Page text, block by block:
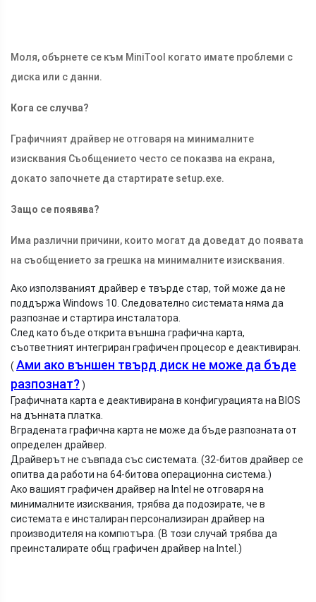
Моля, обърнете се към MiniTool когато имате проблеми с
диска или с данни.
Кога се случва?
Графичният драйвер не отговаря на минималните
изисквания Съобщението често се показва на екрана,
докато започнете да стартирате setup.exe.
Защо се появява?
Има различни причини, които могат да доведат до появата
на съобщението за грешка на минималните изисквания.
Ако използваният драйвер е твърде стар, той може да не
поддържа Windows 10. Следователно системата няма да
разпознае и стартира инсталатора.
След като бъде открита външна графична карта,
съответният интегриран графичен процесор е деактивиран.
( Ами ако външен твърд диск не може да бъде
разпознат? )
Графичната карта е деактивирана в конфигурацията на BIOS
на дънната платка.
Вградената графична карта не може да бъде разпозната от
определен драйвер.
Драйверът не съвпада със системата. (32-битов драйвер се
опитва да работи на 64-битова операционна система.)
Ако вашият графичен драйвер на Intel не отговаря на
минималните изисквания, трябва да подозирате, че в
системата е инсталиран персонализиран драйвер на
производителя на компютъра. (В този случай трябва да
преинсталирате общ графичен драйвер на Intel.)